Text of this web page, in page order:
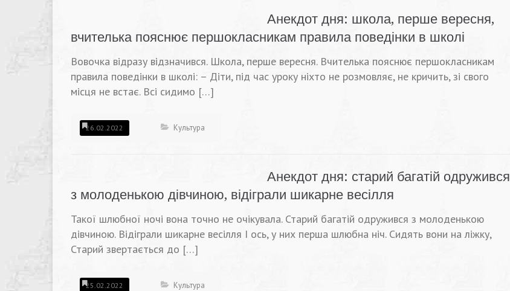
Анекдот дня: школа, перше вересня,
вчителька пояснює першокласникам правила поведінки в школі
Вовочка відразу відзначився. Школа, перше вересня. Вчителька пояснює першокласникам
правила поведінки в школі: – Діти, під час уроку ніхто не розмовляє, не кричить, зі свого
місця не встає. Всі сидимо […]
26.02.2022 Культура
Анекдот дня: старий багатій одружився
з молоденькою дівчиною, відіграли шикарне весілля
Такої шлюбної ночі вона точно не очікувала. Старий багатій одружився з молоденькою
дівчиною. Відіграли шикарне весілля І ось, у них перша шлюбна ніч. Сидять вони на ліжку,
Старий звертається до […]
25.02.2022 Культура